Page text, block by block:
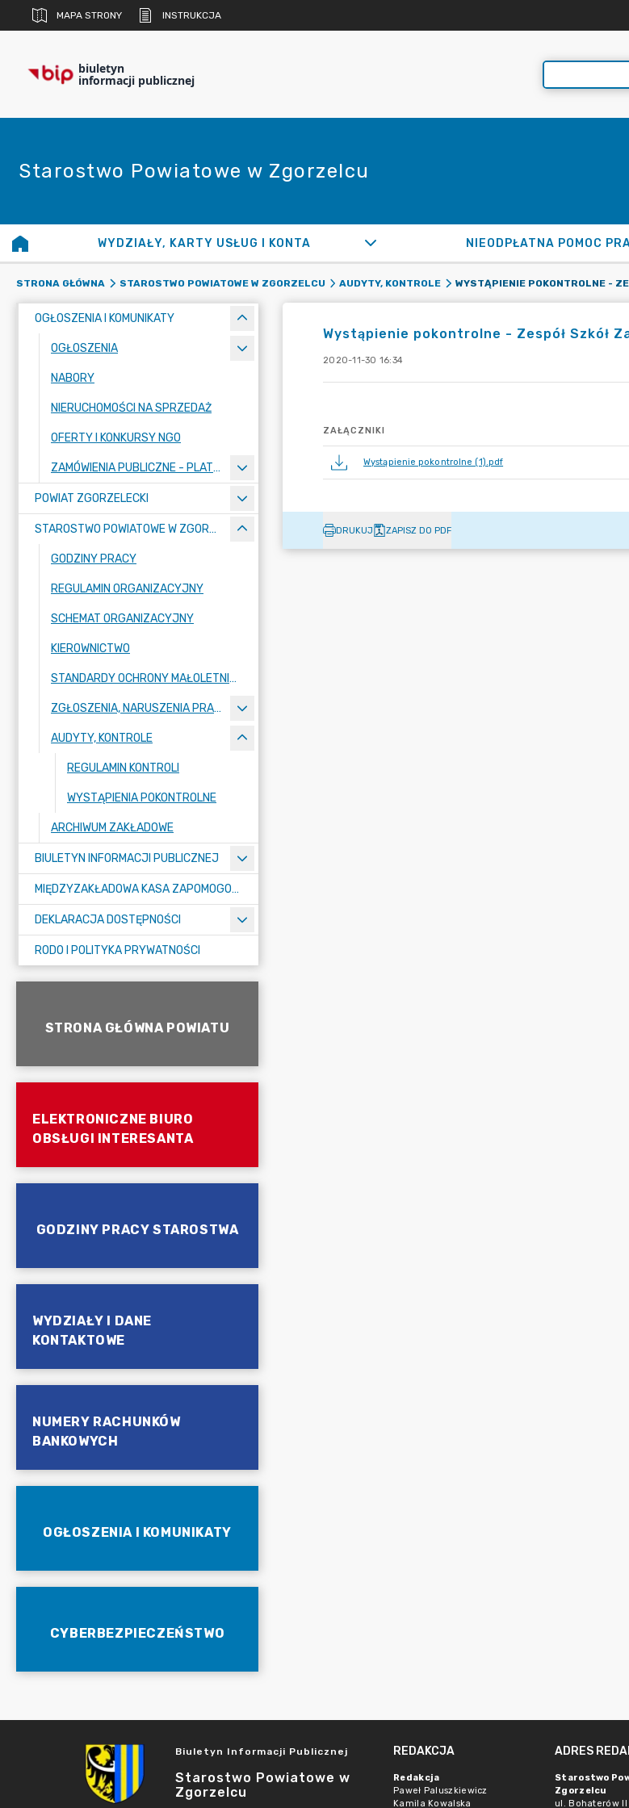
MAPA STRONY INSTRUKCJA
biuletyn
informacji publicznej
Starostwo Powiatowe w Zgorzelcu
WYDZIAŁY, KARTY USŁUG I KONTA NIEODPŁATNA POMOC
STRONA GŁÓWNA STAROSTWO POWIATOWE W ZGORZELCU AUDYTY, KONTROLE
OGŁOSZENIA I KOMUNIKATY
OGŁOSZENIA
NABORY
NIERUCHOMOŚCI NA SPRZEDAŻ
OFERTY I KONKURSY NGO
ZAMÓWIENIA PUBLICZNE - PLATFORMA ZAKUPOWA
POWIAT ZGORZELECKI
STAROSTWO POWIATOWE W ZGORZELCU
GODZINY PRACY
REGULAMIN ORGANIZACYJNY
SCHEMAT ORGANIZACYJNY
KIEROWNICTWO
STANDARDY OCHRONY MAŁOLETNICH W STAROSTWIE POWIATOWYM W ZGORZELCU
ZGŁOSZENIA, NARUSZENIA PRAWA
AUDYTY, KONTROLE
REGULAMIN KONTROLI
WYSTĄPIENIA POKONTROLNE
ARCHIWUM ZAKŁADOWE
BIULETYN INFORMACJI PUBLICZNEJ
MIĘDZYZAKŁADOWA KASA ZAPOMOGOWO-POŻYCZKOWA
DEKLARACJA DOSTĘPNOŚCI
RODO I POLITYKA PRYWATNOŚCI
STRONA GŁÓWNA POWIATU
ELEKTRONICZNE BIURO
OBSŁUGI INTERESANTA
GODZINY PRACY STAROSTWA
WYDZIAŁY I DANE
KONTAKTOWE
NUMERY RACHUNKÓW
BANKOWYCH
OGŁOSZENIA I KOMUNIKATY
CYBERBEZPIECZEŃSTWO
Wystąpienie pokontrolne - Zespół Szkół
2020-11-30 16:34
ZAŁĄCZNIKI
Wystąpienie pokontrolne (1).pdf
DRUKUJ ZAPISZ DO PDF
Biuletyn Informacji Publicznej
Starostwo Powiatowe w
Zgorzelcu
REDAKCJA
Redakcja
Paweł Paluszkiewicz
Kamila Kowalska
ADRES
Starostwo
Zgorzelcu
ul. Bohaterów II